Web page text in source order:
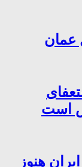
عمان
است
هنوز